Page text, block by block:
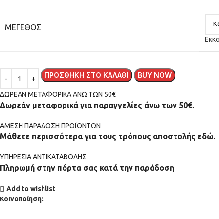
ΜΈΓΕΘΟΣ
ΠΡΟΣΘΉΚΗ ΣΤΟ ΚΑΛΆΘΙ BUY NOW
ΔΩΡΕΑΝ ΜΕΤΑΦΟΡΙΚΑ ΑΝΩ ΤΩΝ 50€
Δωρεάν μεταφορικά για παραγγελίες άνω των 50€.
ΑMEΣΗ ΠΑΡΑΔΟΣΗ ΠΡΟΪΟΝΤΩΝ
Μάθετε περισσότερα για τους τρόπους αποστολής εδώ.
ΥΠΗΡΕΣΙΑ ΑΝΤΙΚΑΤΑΒΟΛΗΣ
Πληρωμή στην πόρτα σας κατά την παράδοση
Add to wishlist
Κοινοποίηση: